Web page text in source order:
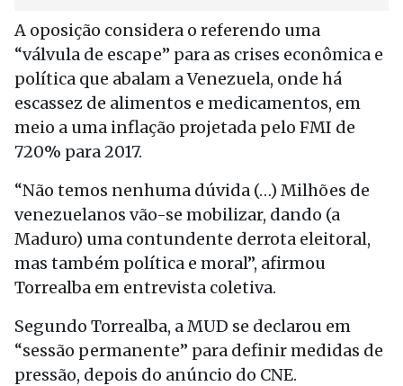
A oposição considera o referendo uma
“válvula de escape” para as crises econômica e
política que abalam a Venezuela, onde há
escassez de alimentos e medicamentos, em
meio a uma inflação projetada pelo FMI de
720% para 2017.
“Não temos nenhuma dúvida (…) Milhões de
venezuelanos vão-se mobilizar, dando (a
Maduro) uma contundente derrota eleitoral,
mas também política e moral”, afirmou
Torrealba em entrevista coletiva.
Segundo Torrealba, a MUD se declarou em
“sessão permanente” para definir medidas de
pressão, depois do anúncio do CNE.